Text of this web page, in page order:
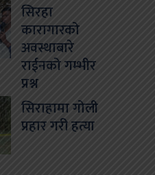
सिरहा
कारागारको
अवस्थाबारे
राईनको गम्भीर
प्रश्न
सिराहामा गोली
प्रहार गरी हत्या